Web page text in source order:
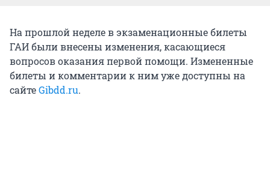
На прошлой неделе в экзаменационные билеты
ГАИ были внесены изменения, касающиеся
вопросов оказания первой помощи. Измененные
билеты и комментарии к ним уже доступны на
сайтеGibdd.ru.